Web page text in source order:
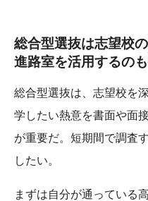
総合型選抜は志望校
進路室を活用するの
総合型選抜は、志望校を
学したい熱意を書面や面
が重要だ。短期間で調査
したい。
まずは自分が通っている